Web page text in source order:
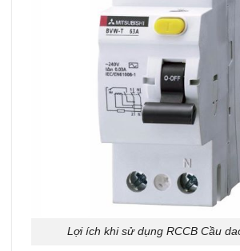
Lợi ích khi sử dụng RCCB Cầu